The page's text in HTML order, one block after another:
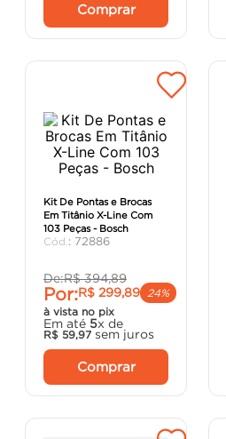
Comprar
Kit De Pontas e Brocas
Em Titânio X-Line Com
103 Peças - Bosch
: 72886
De:R$ 394,89
Por:R$ 299,89
24%
à vista no pix
Em até 5x de
R$ 59,97 sem juros
Comprar